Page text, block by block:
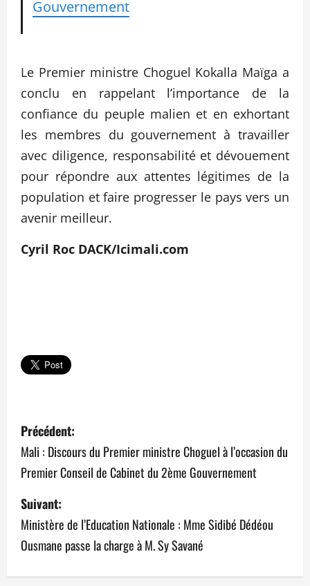
Gouvernement
Le Premier ministre Choguel Kokalla Maïga a
conclu en rappelant l’importance de la
confiance du peuple malien et en exhortant
les membres du gouvernement à travailler
avec diligence, responsabilité et dévouement
pour répondre aux attentes légitimes de la
population et faire progresser le pays vers un
avenir meilleur.
Cyril Roc DACK/Icimali.com
N
a
v
i
g
a
Précédent:
Mali : Discours du Premier ministre Choguel à l’occasion du
Premier Conseil de Cabinet du 2ème Gouvernement
Suivant:
Ministère de l’Education Nationale : Mme Sidibé Dédéou
Ousmane passe la charge à M. Sy Savané